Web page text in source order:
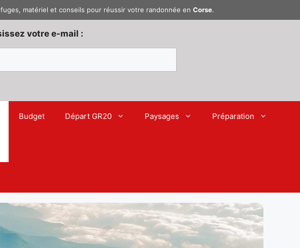
matériel et conseils pour réussir votre randonnée en Corse.
votre e-mail :
Budget Départ GR20 Paysages Préparation